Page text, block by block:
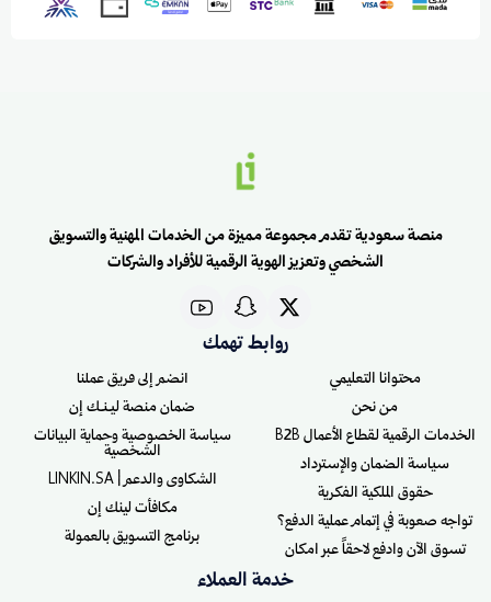
منصة سعودية تقدم مجموعة مميزة من الخدمات المهنية والتسويق
الشخصي وتعزيز الهوية الرقمية للأفراد والشركات
روابط تهمك
محتوانا التعليمي
من نحن
الخدمات الرقمية لقطاع الأعمال B2B
سياسة الضمان والإسترداد
حقوق الملكية الفكرية
تواجه صعوبة في إتمام عملية الدفع؟
تسوق الآن وادفع لاحقاً عبر امكان
انضم إلى فريق عملنا
ضمان منصة ليـنـك إن
سياسة الخصوصية وحماية البيانات
الشخصية
الشكاوى والدعم | LINKIN.SA
مكافأت لينك إن
برنامج التسويق بالعمولة
خدمة العملاء